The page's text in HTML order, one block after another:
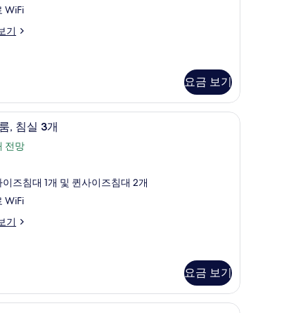
WiFi
기
요금 보기
, 침실 3개
전망
이즈침대 1개 및 퀸사이즈침대 2개
WiFi
기
요금 보기